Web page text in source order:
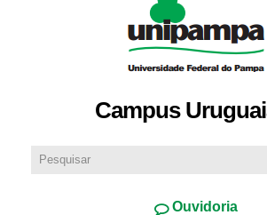
Campus
Ouvidoria